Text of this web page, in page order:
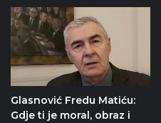
Glasnović Fredu Matiću:
Gdje ti je moral, obraz i